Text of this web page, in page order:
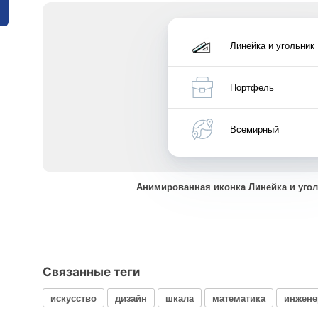
Линейка и угольник
Портфель
Всемирный
Анимированная иконка Линейка и
Связанные теги
искусство дизайн шкала математика